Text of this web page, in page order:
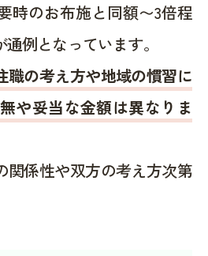
時のお布施と同額〜3倍程
例となっています。
職の考え方や地域の慣習に
や妥当な金額は異なりま
関係性や双方の考え方次第